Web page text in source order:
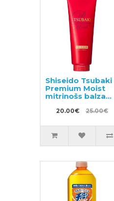
Shiseido Tsubaki
Premium Moist
mitrinošs balzams
matiem ar
kamēlijas eļļu
20.00€ 25.00€